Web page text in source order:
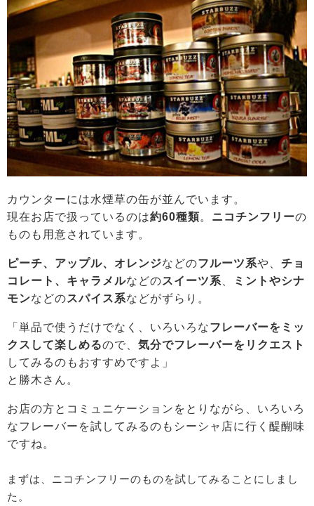
カウンターには水煙草の缶が並んでいます。
現在お店で扱っているのは約60種類。 ニコチンフリーの
ものも用意されています。
ピーチ、アップル、オレンジなどのフルーツ系や、 チョ
コレート、キャラメルなどのスイーツ系
ミントやシナ
モンなどのスパイス系などがずらり。
「単品で使うだけでなく、いろいろなフレーバーをミッ
クスして楽しめるので、 気分でフレーバーをリクエスト
してみるのもおすすめですよ」
と勝木さん。
お店の方とコミュニケーションをとりながら、いろいろ
なフレーバーを試してみるのもシーシャ店に行く醍醐味
ですね。
まずは、ニコチンフリーのものを試してみることにしまし
た。